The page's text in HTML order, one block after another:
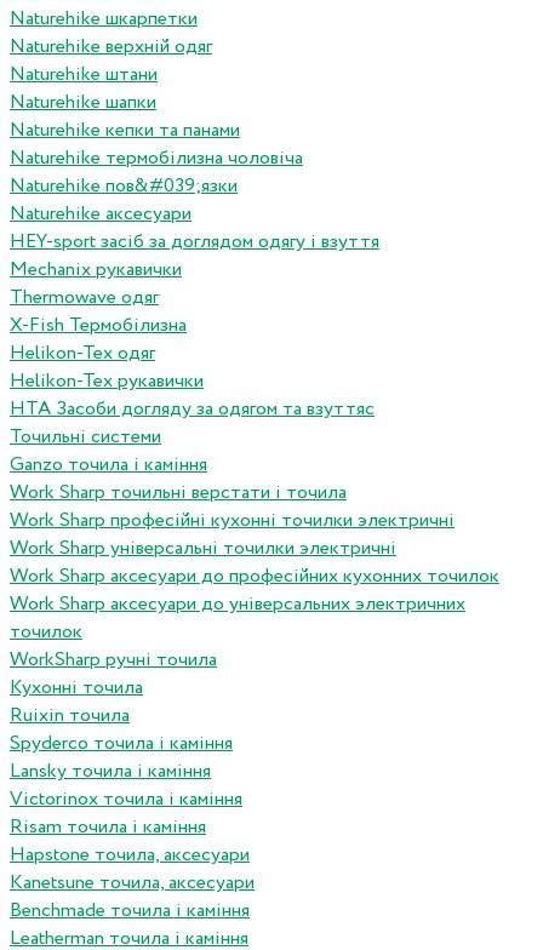
Naturehike шкарпетки
Naturehike верхній одяг
Naturehike штани
Naturehike шапки
Naturehike кепки та панами
Naturehike термобілизна чоловіча
Naturehike пов&#039;язки
Naturehike аксесуари
HEY-sport засіб за доглядом одягу і взуття
Mechanix рукавички
Thermowave одяг
X-Fish Термобілизна
Helikon-Tex одяг
Helikon-Tex рукавички
HTA Засоби догляду за одягом та взуттяс
Точильні системи
Ganzo точила і каміння
Work Sharp точильні верстати і точила
Work Sharp професiйнi кухоннi точилки электричнi
Work Sharp унiверсальнi точилки электричнi
Work Sharp аксесуари до професiйних кухонних точилок
Work Sharp аксесуари до унiверсальних электричних
точилок
WorkSharp ручні точила
Кухонні точила
Ruixin точила
Spyderco точила і каміння
Lansky точила і каміння
Victorinox точила і каміння
Risam точила і каміння
Hapstone точила, аксесуари
Kanetsune точила, аксесуари
Benchmade точила і каміння
Leatherman точила і каміння